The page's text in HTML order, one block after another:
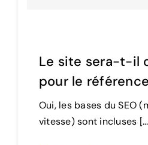
Le site sera-t-il
pour le
Oui, les bases du SEO
vitesse) sont incluses